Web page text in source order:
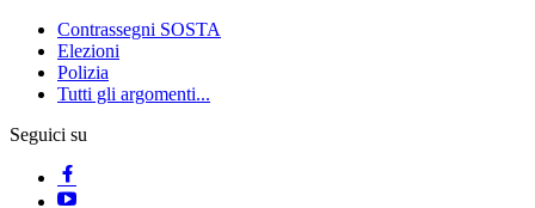
Contrassegni SOSTA
Elezioni
Polizia
Tutti gli argomenti...
Seguici su